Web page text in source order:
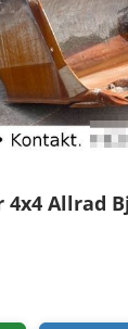
4x4 Allrad